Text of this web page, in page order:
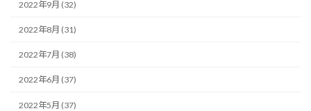
2022年9月 (32)
2022年8月 (31)
2022年7月 (38)
2022年6月 (37)
2022年5月 (37)